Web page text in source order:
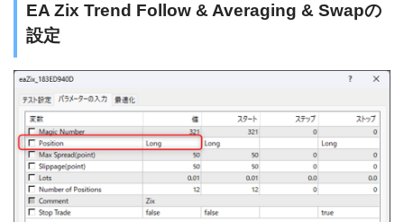
EA Zix Trend Follow & Averaging & Swapの
設定